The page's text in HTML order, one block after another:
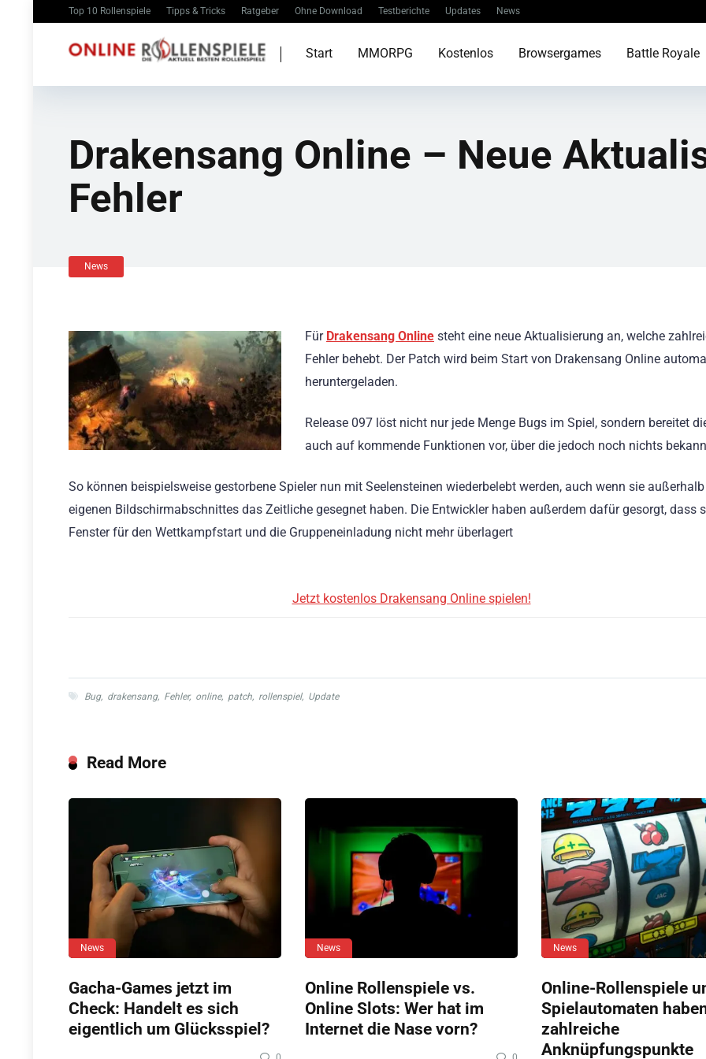
Top 10 Rollenspiele Tipps & Tricks Ratgeber Ohne Download Testberichte Updates News
Start MMORPG Kostenlos Browsergames Battle Royale
Drakensang Online – Neue
Fehler
News
Für Drakensang Online steht eine neue Aktualisierung an, welche
Fehler behebt. Der Patch wird beim Start von Drakensang Online
heruntergeladen.
Release 097 löst nicht nur jede Menge Bugs im Spiel, sondern bereitet
auch auf kommende Funktionen vor, über die jedoch noch nichts
So können beispielsweise gestorbene Spieler nun mit Seelensteinen wiederbelebt werden, auch wenn sie
eigenen Bildschirmabschnittes das Zeitliche gesegnet haben. Die Entwickler haben außerdem dafür gesorgt, dass
Fenster für den Wettkampfstart und die Gruppeneinladung nicht mehr überlagert
Jetzt kostenlos Drakensang Online spielen!
Bug, drakensang, Fehler, online, patch, rollenspiel, Update
Read More
News
Gacha-Games jetzt im
Check: Handelt es sich
eigentlich um Glücksspiel?
News
Online Rollenspiele vs.
Online Slots: Wer hat im
Internet die Nase vorn?
News
Online-Rollenspiele
Spielautomaten
zahlreiche
Anknüpfungspunkte